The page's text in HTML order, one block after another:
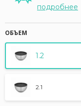
подробнее
ОБЪЕМ
1.2
2.1